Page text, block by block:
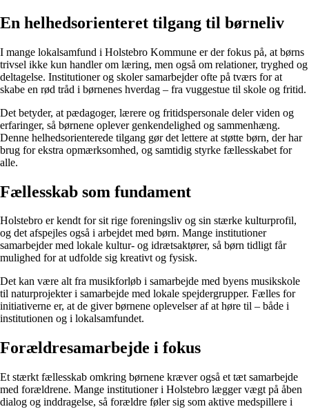
En helhedsorienteret tilgang til børneliv
I mange lokalsamfund i Holstebro Kommune er der fokus på, at børns
trivsel ikke kun handler om læring, men også om relationer, tryghed og
deltagelse. Institutioner og skoler samarbejder ofte på tværs for at
skabe en rød tråd i børnenes hverdag – fra vuggestue til skole og fritid.
Det betyder, at pædagoger, lærere og fritidspersonale deler viden og
erfaringer, så børnene oplever genkendelighed og sammenhæng.
Denne helhedsorienterede tilgang gør det lettere at støtte børn, der har
brug for ekstra opmærksomhed, og samtidig styrke fællesskabet for
alle.
Fællesskab som fundament
Holstebro er kendt for sit rige foreningsliv og sin stærke kulturprofil,
og det afspejles også i arbejdet med børn. Mange institutioner
samarbejder med lokale kultur- og idrætsaktører, så børn tidligt får
mulighed for at udfolde sig kreativt og fysisk.
Det kan være alt fra musikforløb i samarbejde med byens musikskole
til naturprojekter i samarbejde med lokale spejdergrupper. Fælles for
initiativerne er, at de giver børnene oplevelser af at høre til – både i
institutionen og i lokalsamfundet.
Forældresamarbejde i fokus
Et stærkt fællesskab omkring børnene kræver også et tæt samarbejde
med forældrene. Mange institutioner i Holstebro lægger vægt på åben
dialog og inddragelse, så forældre føler sig som aktive medspillere i